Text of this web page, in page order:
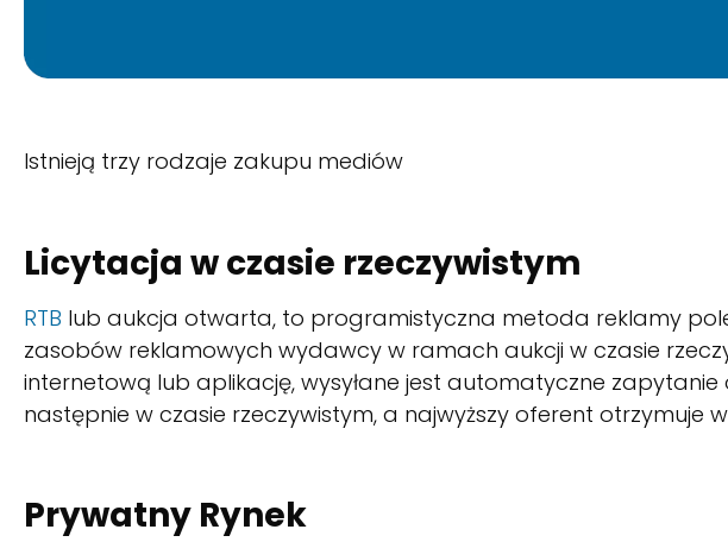
Istnieją trzy rodzaje zakupu mediów
Licytacja w czasie rzeczywistym
RTB lub aukcja otwarta, to programistyczna metoda reklamy
zasobów reklamowych wydawcy w ramach aukcji w czasie
internetową lub aplikację, wysyłane jest automatyczne
następnie w czasie rzeczywistym, a najwyższy oferent otrzymuje
Prywatny Rynek